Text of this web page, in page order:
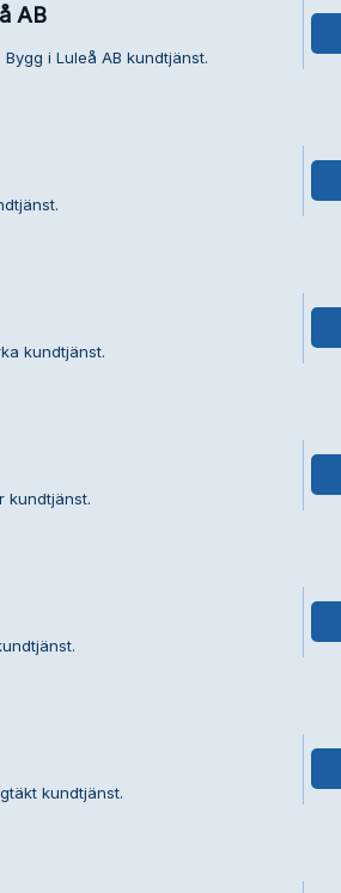
AB
i Luleå AB kundtjänst.
kundtjänst.
kundtjänst.
kundtjänst.